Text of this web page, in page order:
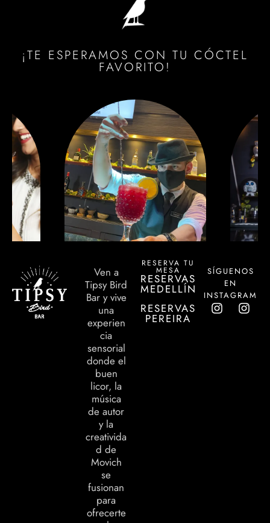
¡TE ESPERAMOS CON TU CÓCTEL
FAVORITO!
Ven a
Tipsy Bird
Bar y vive
una
experien
cia
sensorial
donde el
buen
licor, la
música
de autor
y la
creativida
d de
Movich
se
fusionan
para
ofrecerte
RESERVA TU
MESA
RESERVAS
MEDELLÍN
RESERVAS
PEREIRA
SÍGUENOS
EN
INSTAGRAM